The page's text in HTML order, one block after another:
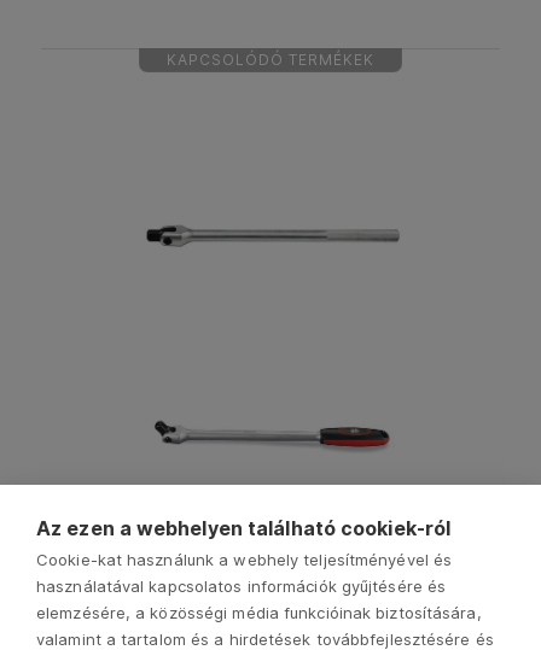
KAPCSOLÓDÓ TERMÉKEK
Az ezen a webhelyen található cookiek-ról
Cookie-kat használunk a webhely teljesítményével és
használatával kapcsolatos információk gyűjtésére és
elemzésére, a közösségi média funkcióinak biztosítására,
valamint a tartalom és a hirdetések továbbfejlesztésére és